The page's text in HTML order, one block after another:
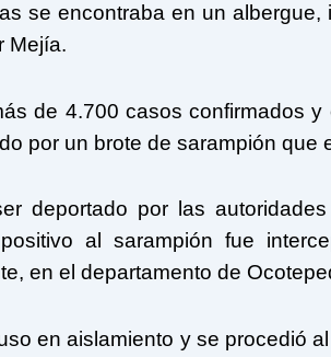
se encontraba en un
Mejía.
de 4.700 casos confirmados
por un brote de sarampión que
deportado por las
al sarampión fue
en el departamento de
en aislamiento y se procedió